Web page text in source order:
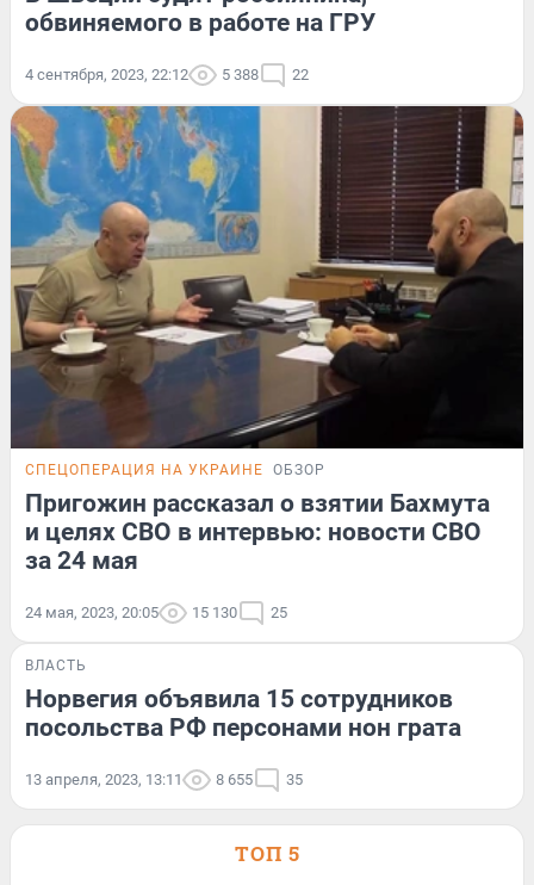
обвиняемого в работе на ГРУ
4 сентября, 2023, 22:12 5 388 22
СПЕЦОПЕРАЦИЯ НА УКРАИНЕ ОБЗОР
Пригожин рассказал о взятии Бахмута
и целях СВО в интервью: новости СВО
за 24 мая
24 мая, 2023, 20:05 15 130 25
ВЛАСТЬ
Норвегия объявила 15 сотрудников
посольства РФ персонами нон грата
13 апреля, 2023, 13:11 8 655 35
ТОП 5